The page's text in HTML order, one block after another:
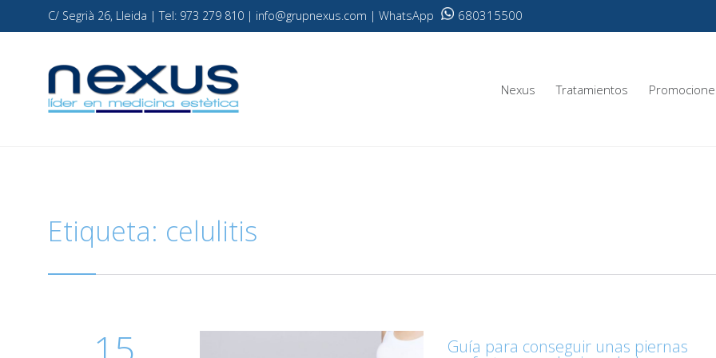
C/ Segrià 26, Lleida | Tel: 973 279 810 | info@grupnexus.com | WhatsApp 680315500
Nexus Tratamientos
Etiqueta: celulitis
Guía para conseguir unas piernas